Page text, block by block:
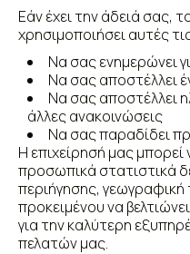
Εάν έχει την άδειά σας,
χρησιμοποιήσει αυτές
Να σας ενημερώνει
Να σας αποστέλλει
Να σας αποστέλλει
άλλες ανακοινώσεις
Να σας παραδίδει
Η επιχείρησή μας μπορεί
προσωπικά στατιστικά
περιήγησης, γεωγραφική
προκειμένου να
για την καλύτερη
πελατών μας.